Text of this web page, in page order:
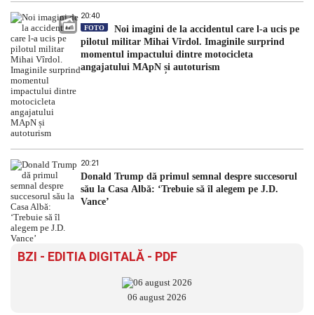
20:40
FOTO
Noi imagini de la accidentul care l-a ucis pe
pilotul militar Mihai Vîrdol. Imaginile surprind
momentul impactului dintre motocicleta
angajatului MApN și autoturism
20:21
Donald Trump dă primul semnal despre succesorul
său la Casa Albă: ‘Trebuie să îl alegem pe J.D.
Vance’
BZI - EDITIA DIGITALĂ - PDF
06 august 2026